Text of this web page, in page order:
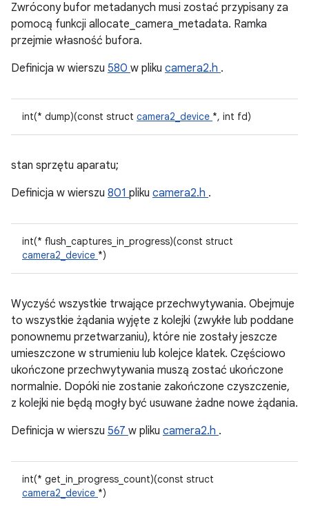
Zwrócony bufor metadanych musi zostać przypisany za
pomocą funkcji allocate_camera_metadata. Ramka
przejmie własność bufora.
Definicja w wierszu 580 w pliku camera2.h .
int(* dump)(const struct camera2_device *, int fd)
stan sprzętu aparatu;
Definicja w wierszu 801 pliku camera2.h .
int(* flush_captures_in_progress)(const struct
camera2_device *)
Wyczyść wszystkie trwające przechwytywania. Obejmuje
to wszystkie żądania wyjęte z kolejki (zwykłe lub poddane
ponownemu przetwarzaniu), które nie zostały jeszcze
umieszczone w strumieniu lub kolejce klatek. Częściowo
ukończone przechwytywania muszą zostać ukończone
normalnie. Dopóki nie zostanie zakończone czyszczenie,
z kolejki nie będą mogły być usuwane żadne nowe żądania.
Definicja w wierszu 567 w pliku camera2.h .
int(* get_in_progress_count)(const struct
camera2_device *)